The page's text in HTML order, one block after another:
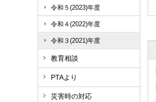
令和５(2023)年度
令和４(2022)年度
令和３(2021)年度
教育相談
PTAより
災害時の対応